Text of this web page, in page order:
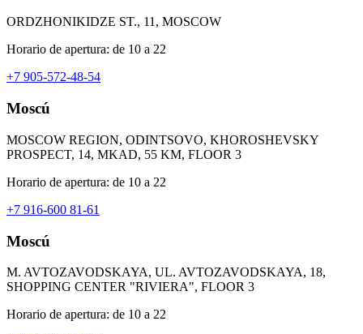
ORDZHONIKIDZE ST., 11, MOSCOW
Horario de apertura: de 10 a 22
+7 905-572-48-54
Moscú
MOSCOW REGION, ODINTSOVO, KHOROSHEVSKY
PROSPECT, 14, MKAD, 55 KM, FLOOR 3
Horario de apertura: de 10 a 22
+7 916-600 81-61
Moscú
M. AVTOZAVODSKAYA, UL. AVTOZAVODSKAYA, 18,
SHOPPING CENTER "RIVIERA", FLOOR 3
Horario de apertura: de 10 a 22